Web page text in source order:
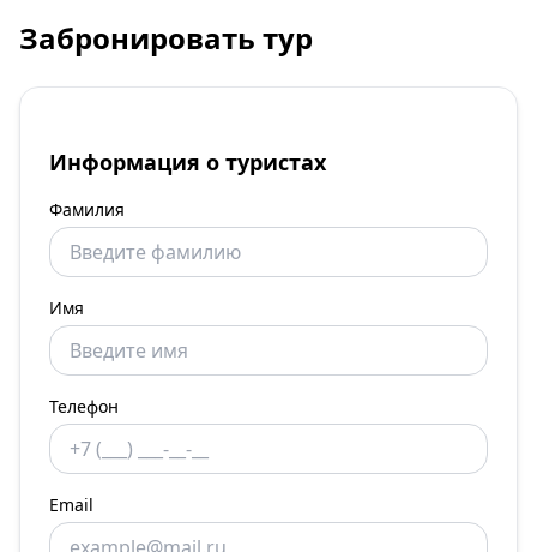
Забронировать тур
Информация о туристах
Фамилия
Имя
Телефон
Email